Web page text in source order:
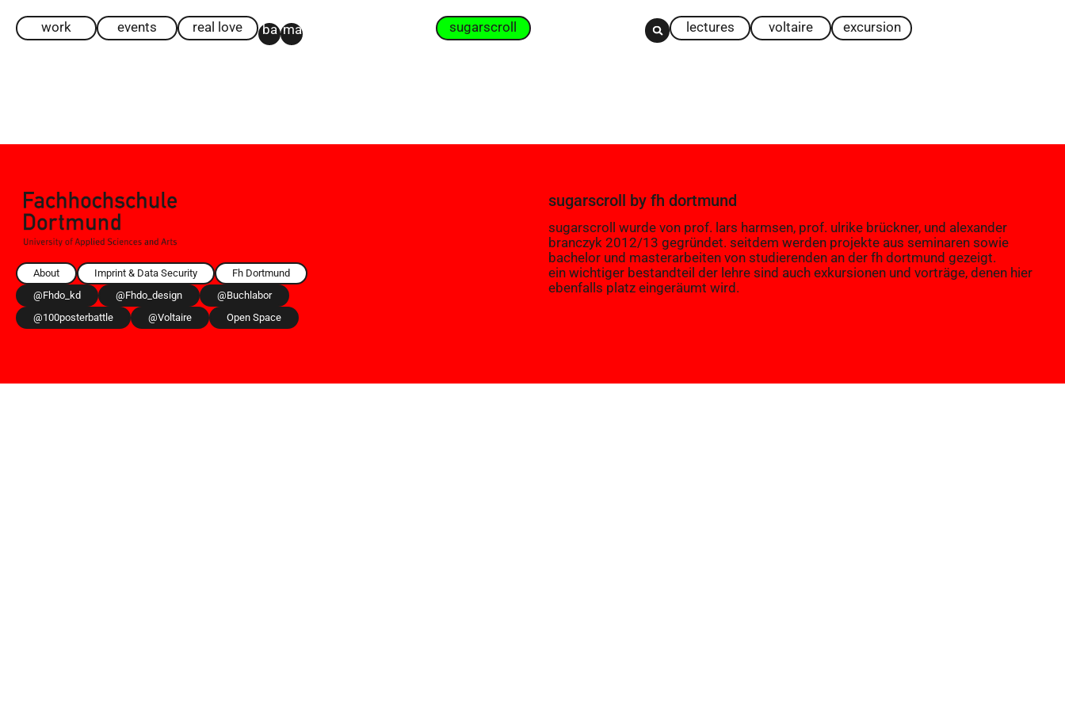
work events real love ba ma sugarscroll lectures voltaire excursion
About Imprint & Data Security
Fh Dortmund
@fhdo_kd
@fhdo_design
@buchlabor
@100posterbattle
@voltaire Open Space
sugarscroll by fh dortmund
sugarscroll wurde von prof. lars harmsen, prof. ulrike brückner, und alexander
branczyk 2012/13 gegründet. seitdem werden projekte aus seminaren sowie
bachelor und masterarbeiten von studierenden an der fh dortmund gezeigt.
ein wichtiger bestandteil der lehre sind auch exkursionen und vorträge, denen hier
ebenfalls platz eingeräumt wird.